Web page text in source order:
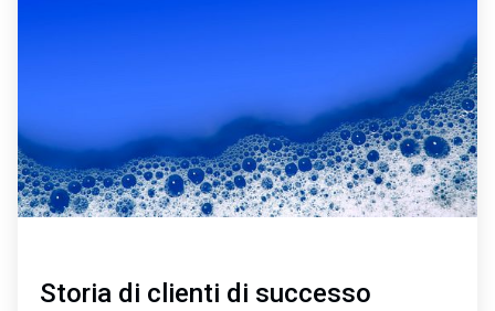
Storia di clienti di successo